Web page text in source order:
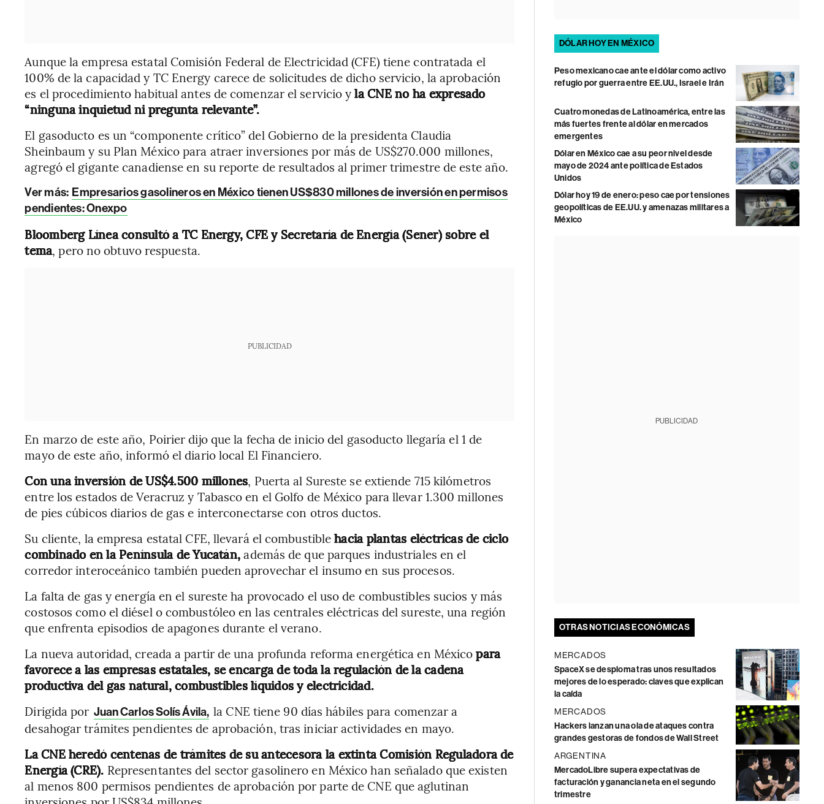
Aunque la empresa estatal Comisión Federal de Electricidad (CFE) tiene contratada el
100% de la capacidad y TC Energy carece de solicitudes de dicho servicio, la aprobación
es el procedimiento habitual antes de comenzar el servicio yla CNE no ha expresado
“ninguna inquietud ni pregunta relevante”.
El gasoducto es un “componente crítico” del Gobierno de la presidenta Claudia
Sheinbaum y su Plan México para atraer inversiones por más de US$270.000 millones,
agregó el gigante canadiense en su reporte de resultados al primer trimestre de este año.
Ver más: Empresarios gasolineros en México tienen US$830 millones de inversión en permisos
pendientes: Onexpo
Bloomberg Línea consultó a TC Energy, CFE y Secretaría de Energía (Sener) sobre el
tema, pero no obtuvo respuesta.
PUBLICIDAD
En marzo de este año, Poirier dijo que la fecha de inicio del gasoducto llegaría el 1 de
mayo de este año, informó el diario local El Financiero.
Con una inversión de US$4.500 millones, Puerta al Sureste se extiende 715 kilómetros
entre los estados de Veracruz y Tabasco en el Golfo de México para llevar 1.300 millones
de pies cúbicos diarios de gas e interconectarse con otros ductos.
Su cliente, la empresa estatal CFE, llevará el combustiblehacia plantas eléctricas de ciclo
combinado en la Península de Yucatán,además de que parques industriales en el
corredor interoceánico también pueden aprovechar el insumo en sus procesos.
La falta de gas y energía en el sureste ha provocado el uso de combustibles sucios y más
costosos como el diésel o combustóleo en las centrales eléctricas del sureste, una región
que enfrenta episodios de apagones durante el verano.
La nueva autoridad, creada a partir de una profunda reforma energética en Méxicopara
favorece a las empresas estatales, se encarga de toda la regulación de la cadena
productiva del gas natural, combustibles líquidos y electricidad.
Dirigida por Juan Carlos Solís Ávila, la CNE tiene 90 días hábiles para comenzar a
desahogar trámites pendientes de aprobación, tras iniciar actividades en mayo.
La CNE heredó centenas de trámites de su antecesora la extinta Comisión Reguladora de
Energía (CRE). Representantes del sector gasolinero en México han señalado que existen
al menos 800 permisos pendientes de aprobación por parte de CNE que aglutinan
DÓLAR HOY EN MÉXICO
Peso mexicano cae ante el dólar como activo
refugio por guerra entre EE.UU., Israel e Irán
Cuatro monedas de Latinoamérica, entre las
más fuertes frente al dólar en mercados
emergentes
Dólar en México cae a su peor nivel desde
mayo de 2024 ante política de Estados
Unidos
Dólar hoy 19 de enero: peso cae por tensiones
geopolíticas de EE.UU. y amenazas militares a
México
PUBLICIDAD
OTRAS NOTICIAS ECONÓMICAS
MERCADOS
SpaceX se desploma tras unos resultados
mejores de lo esperado: claves que explican
la caída
MERCADOS
Hackers lanzan una ola de ataques contra
grandes gestoras de fondos de Wall Street
ARGENTINA
MercadoLibre supera expectativas de
facturación y ganancia neta en el segundo
trimestre